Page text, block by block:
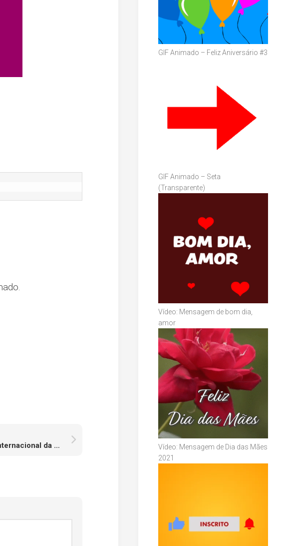
GIF Animado – Feliz Dia Internacional da Mulher #3
GIF Animado – Feliz Aniversário #3
GIF Animado – Seta
(Transparente)
Vídeo: Mensagem de bom dia,
amor
Vídeo: Mensagem de Dia das Mães
2021